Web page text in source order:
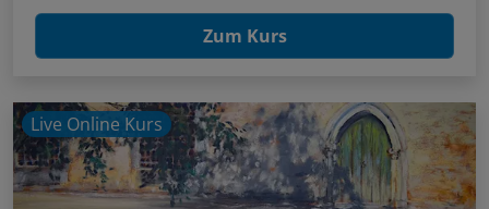
Zum Kurs
Live Online Kurs